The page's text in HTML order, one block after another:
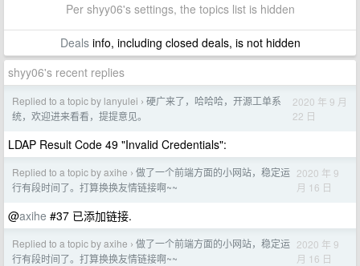
Per shyy06's settings, the topics list is hidden
Dealsinfo, including closed deals, is not hidden
shyy06's recent replies
Replied to a topic by lanyulei › 硬广来了，哈哈哈，开源工单系
统，欢迎进来看看，提提意见。
2020 年 9 月
22 日
LDAP Result Code 49 "Invalid Credentials":
Replied to a topic by axihe › 做了一个前端方面的小网站，稳定运
行有段时间了。打算换换友情链接啊~~
2020 年 9
月 16 日
@axihe #37 已添加链接.
Replied to a topic by axihe › 做了一个前端方面的小网站，稳定运
行有段时间了。打算换换友情链接啊~~
2020 年 9
月 16 日